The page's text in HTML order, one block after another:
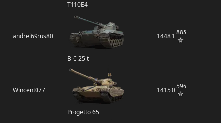
T110E4
andrei69rus80
B-C 25 t
14481 885
Wincent077
Progetto 65
14150596